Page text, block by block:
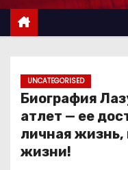
с
UNCATEGORISED
Биография
атлет — ее
личная
жизни!